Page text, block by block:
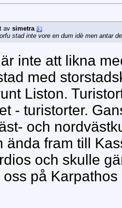
av simetra
stad inte vore en dum idè men antar
inte att likna
med
Liston.
- turistorter.
och
ända fram till
och skulle
oss på